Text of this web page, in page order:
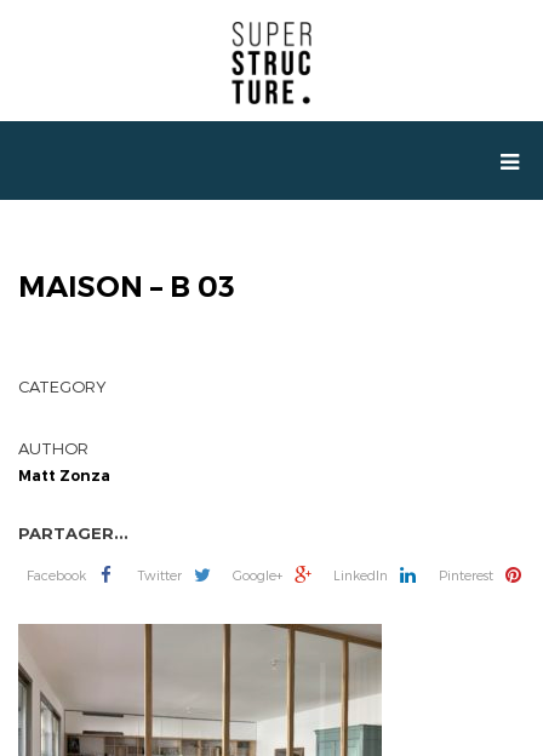
MAISON – B 03
CATEGORY
AUTHOR
Matt Zonza
PARTAGER...
Facebook Twitter Google+ LinkedIn Pinterest